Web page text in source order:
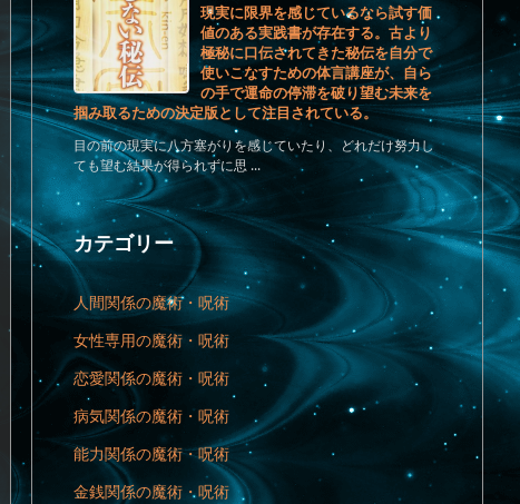
現実に限界を感じているなら試す価
値のある実践書が存在する。古より
極秘に口伝されてきた秘伝を自分で
使いこなすための体言講座が、自ら
の手で運命の停滞を破り望む未来を
掴み取るための決定版として注目されている。
目の前の現実に八方塞がりを感じていたり、どれだけ努力し
ても望む結果が得られずに思 ...
カテゴリー
人間関係の魔術・呪術
女性専用の魔術・呪術
恋愛関係の魔術・呪術
病気関係の魔術・呪術
能力関係の魔術・呪術
金銭関係の魔術・呪術